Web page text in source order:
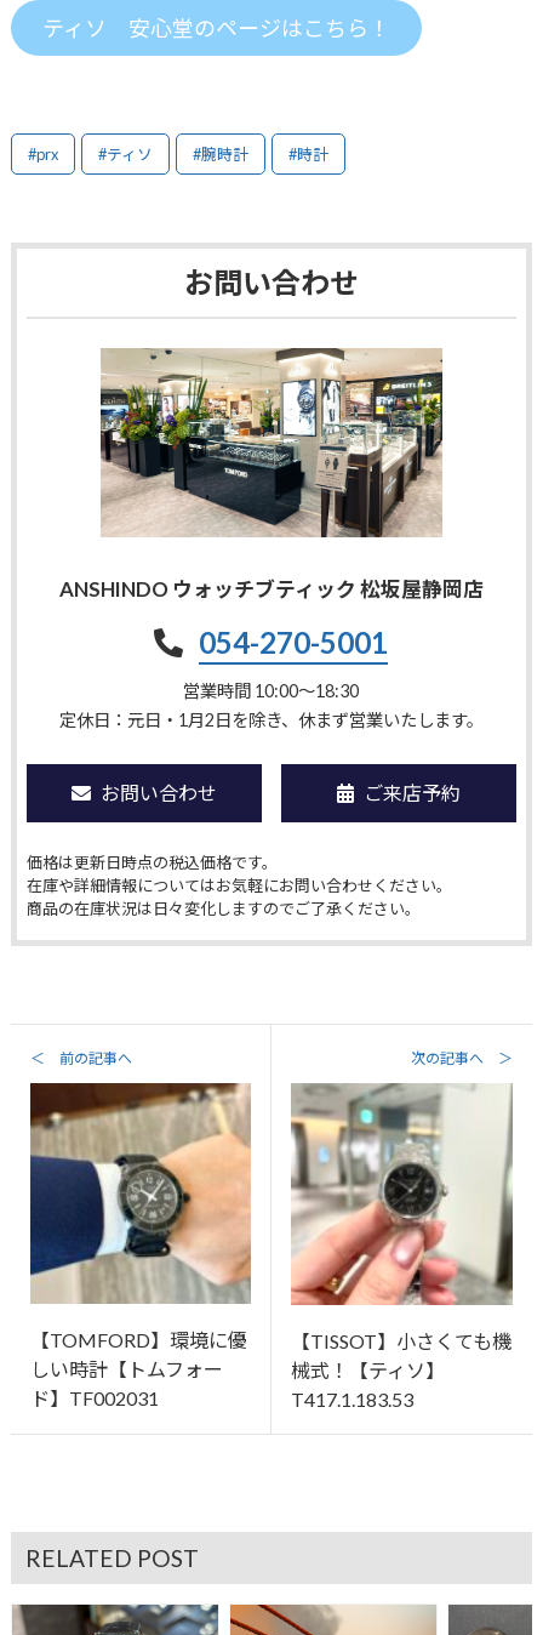
ティソ 安心堂のページはこちら！
#prx #ティソ #腕時計 #時計
お問い合わせ
ANSHINDO ウォッチブティック 松坂屋静岡店
054-270-5001
営業時間 10:00〜18:30
定休日：元日・1月2日を除き、休まず営業いたします。
お問い合わせ ご来店予約
価格は更新日時点の税込価格です。
在庫や詳細情報についてはお気軽にお問い合わせください。
商品の在庫状況は日々変化しますのでご了承ください。
＜ 前の記事へ
【TOMFORD】環境に優
しい時計【トムフォー
ド】TF002031
次の記事へ ＞
【TISSOT】小さくても機
械式！【ティソ】
T417.1.183.53
RELATED POST